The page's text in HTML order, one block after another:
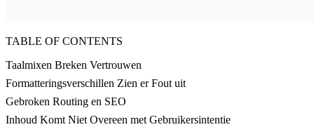
TABLE OF CONTENTS
Taalmixen Breken Vertrouwen
Formatteringsverschillen Zien er Fout uit
Gebroken Routing en SEO
Inhoud Komt Niet Overeen met Gebruikersintentie